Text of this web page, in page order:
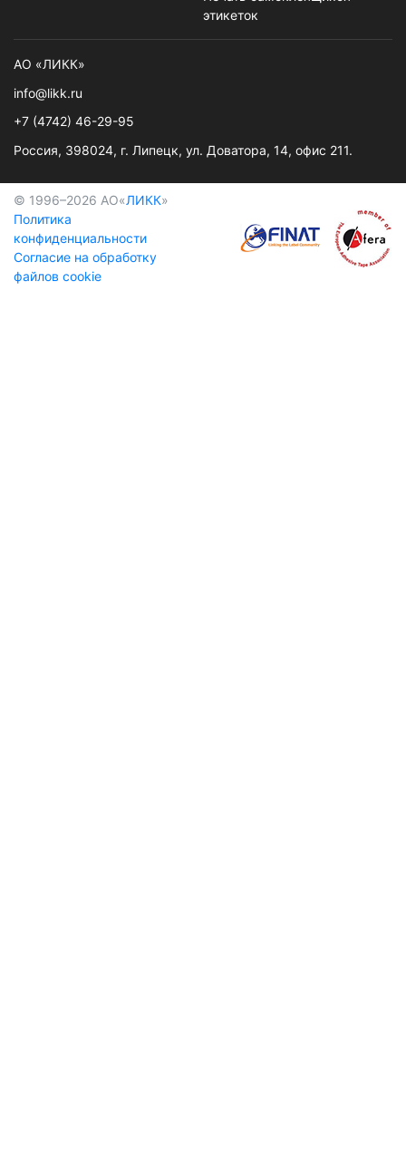
этикеток
АО «ЛИКК»
info@likk.ru
+7 (4742) 46-29-95
Россия, 398024, г. Липецк, ул. Доватора, 14, офис 211.
© 1996–2026 АО«ЛИКК»
Политика
конфиденциальности
Cогласие на обработку
файлов cookie